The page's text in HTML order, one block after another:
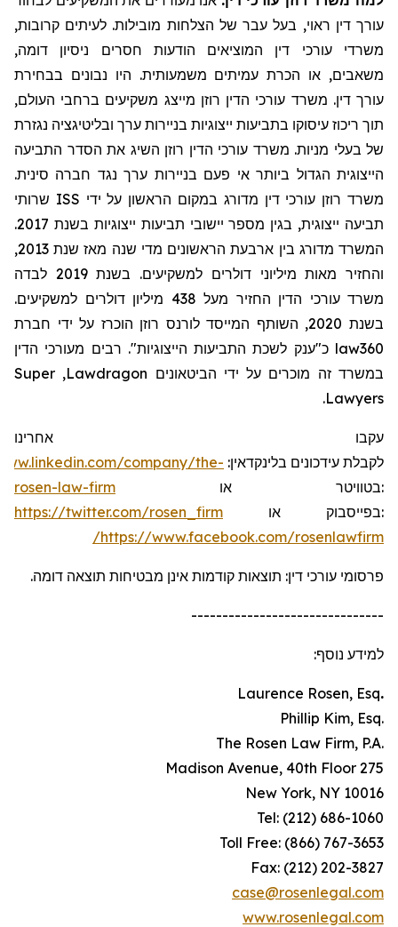
עורך דין ראוי, בעל עבר של הצלחות מובילות. לעיתים קרובות,
משרדי עורכי דין המוציאים הודעות חסרים ניסיון דומה,
משאבים, או הכרת עמיתים משמעותית. היו נבונים בבחירת
עורך דין. משרד עורכי הדין רוזן מייצג משקיעים ברחבי העולם,
תוך ריכוז עיסוקו בתביעות ייצוגיות בניירות ערך ובליטיגציה נגזרת
של בעלי מניות. משרד עורכי הדין רוזן השיג את הסדר התביעה
הייצוגית הגדול ביותר אי פעם בניירות ערך נגד חברה סינית.
משרד רוזן עורכי דין מדורג במקום הראשון על ידי ISS שרותי
תביעה ייצוגית, בגין מספר יישובי תביעות ייצוגיות בשנת 2017.
המשרד מדורג בין ארבעת הראשונים מדי שנה מאז שנת 2013,
והחזיר מאות מיליוני דולרים למשקיעים. בשנת 2019 לבדה
משרד עורכי הדין החזיר מעל 438 מיליון דולרים למשקיעים.
בשנת 2020, השותף המייסד לורנס רוזן הוכרז על ידי חברת
law360 כ"ענק לשכת התביעות הייצוגיות". רבים מעורכי הדין
במשרד זה מוכרים על ידי הביטאונים Lawdragon
,
Super
Lawyers
.
עקבו אחרינו
לקבלת עידכונים בלינקדאין:
company/the-
rosen-law-firm או בטוויטר:
https://twitter.com/rosen_firm או בפייסבוק:
https://www.facebook.com/rosenlawfirm/
פרסומי עורכי דין: תוצאות קודמות אינן מבטיחות תוצאה דומה.
-------------------------------
למידע נוסף:
.
Laurence Rosen, Esq
.Phillip Kim, Esq
.The Rosen Law Firm, P.A
275 Madison Avenue, 40th Floor
New York, NY 10016
Tel: (212) 686-1060
Toll Free: (866) 767-3653
Fax: (212) 202-3827
case@rosenlegal.com
www.rosenlegal.com